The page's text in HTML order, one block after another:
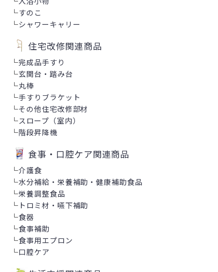
└すのこ
└シャワーキャリー
住宅改修関連商品
└完成品手すり
└玄関台・踏み台
└丸棒
└手すりブラケット
└その他住宅改修部材
└スロープ（室内）
└階段昇降機
食事・口腔ケア関連商品
└介護食
└水分補給・栄養補助・健康補助食品
└栄養調整食品
└ トロミ材・嚥下補助
└食器
└食事補助
└食事用エプロン
└口腔ケア